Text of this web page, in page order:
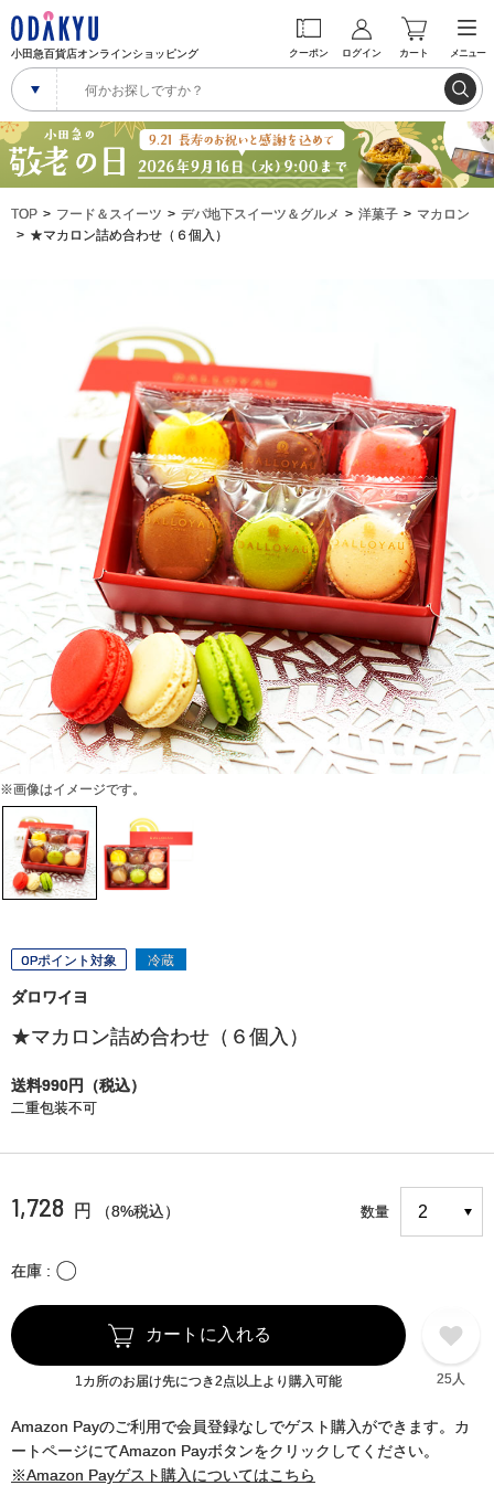
小田急百貨店オンラインショッピング クーポン ログイン カート メニュー
TOP フード＆スイーツ デパ地下スイーツ＆グルメ 洋菓子
マカロン
★マカロン詰め合わせ（６個入）
※画像はイメージです。
OPポイント対象 冷蔵
ダロワイヨ
★マカロン詰め合わせ（６個入）
送料990円（税込）
二重包装不可
1,728 円 （8%税込） 数量
在庫 〇
カートに入れる
1カ所のお届け先につき2点以上より購入可能 25人
Amazon Payのご利用で会員登録なしでゲスト購入ができます。カ
ートページにてAmazon Payボタンをクリックしてください。
※Amazon Payゲスト購入についてはこちら